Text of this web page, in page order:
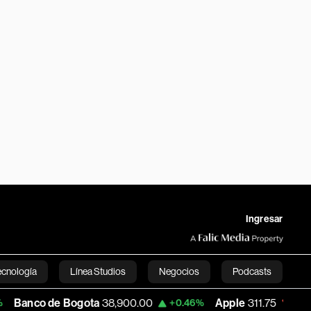
Ingresar
Línea Studios Negocios Podcasts
English
38,900.00 +0.46% Apple 311.75 -0.25% USD